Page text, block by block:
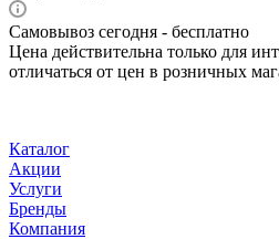
Самовывоз сегодня - бесплатно
Цена действительна только для
отличаться от цен в розничных
Каталог
Акции
Услуги
Бренды
Компания